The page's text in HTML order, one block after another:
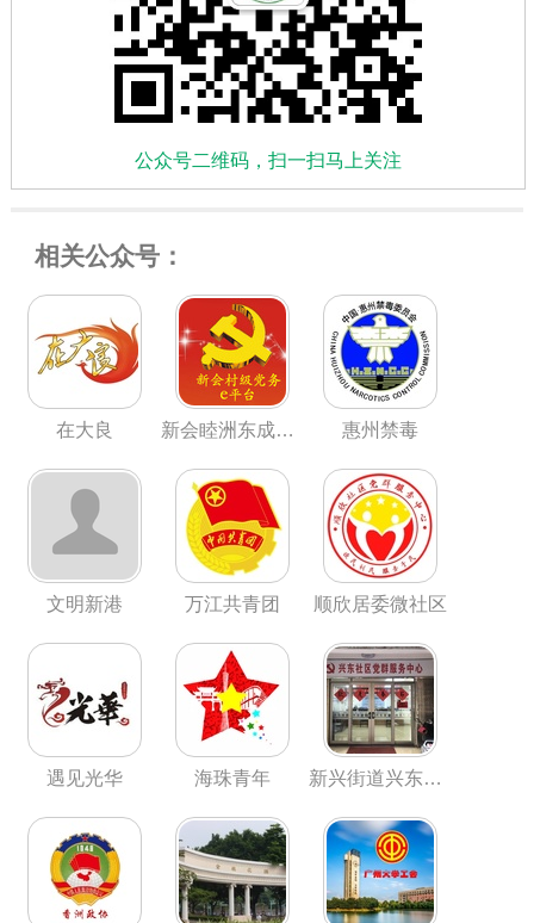
公众号二维码，扫一扫马上关注
相关公众号：
在大良 新会睦洲东成村委会 惠州禁毒
文明新港 万江共青团 顺欣居委微社区
遇见光华 海珠青年 新兴街道兴东社区